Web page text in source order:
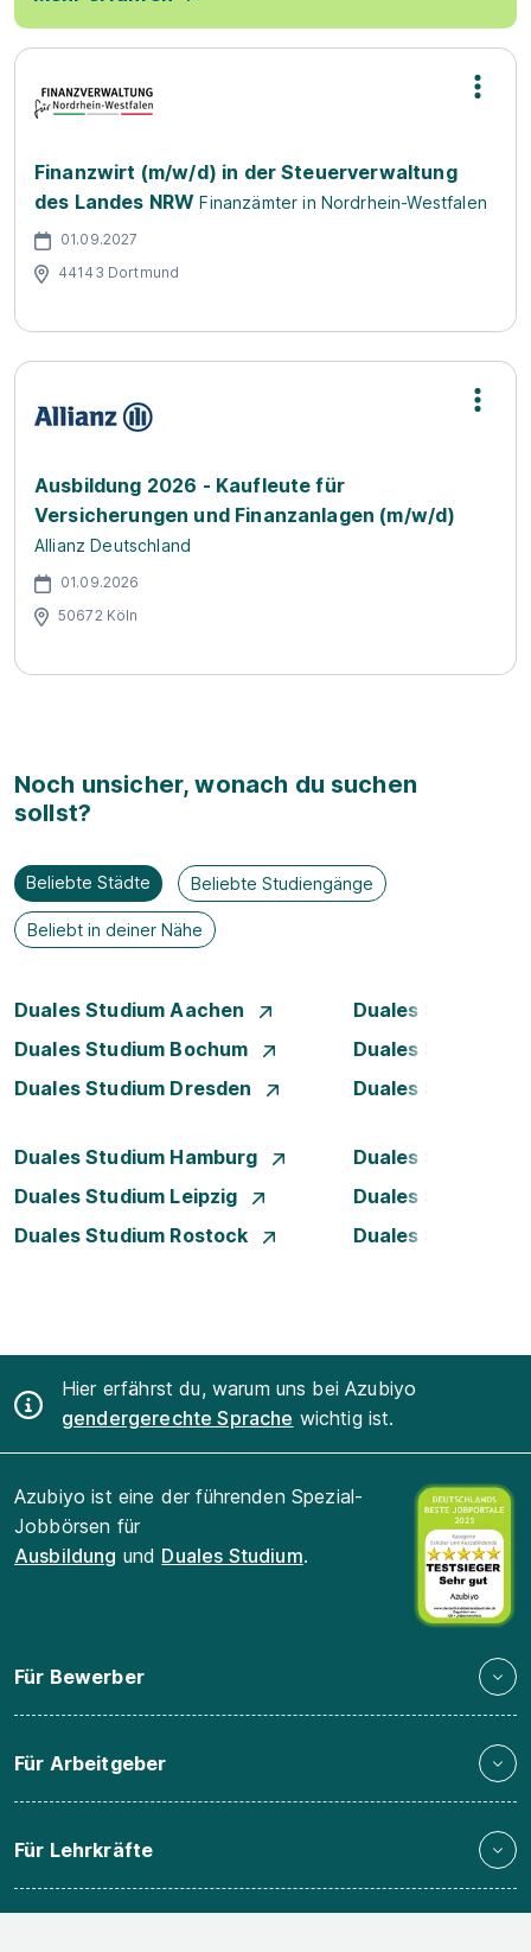
Finanzwirt (m/w/d) in der Steuerverwaltung
des Landes NRW Finanzämter in Nordrhein-Westfalen
01.09.2027
44143 Dortmund
Ausbildung 2026 - Kaufleute für
Versicherungen und Finanzanlagen (m/w/d)
Allianz Deutschland
01.09.2026
50672 Köln
Noch unsicher, wonach du suchen
sollst?
Beliebte Städte Beliebte Studiengänge
Beliebt in deiner Nähe
Duales Studium Aachen
Duales Studium
Duales Studium Bochum
Duales Studium
Duales Studium Dresden
Duales Studium
Duales Studium Hamburg
Duales Studium
Duales Studium Leipzig
Duales Studium
Duales Studium Rostock
Duales Studium
Hier erfährst du, warum uns bei Azubiyo
gendergerechte Sprache wichtig ist.
Azubiyo ist eine der führenden Spezial-
Jobbörsen für
Ausbildung und Duales Studium.
Für Bewerber
Für Arbeitgeber
Für Lehrkräfte